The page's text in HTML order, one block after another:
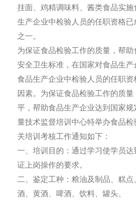
挂面、鸡精调味料、酱类食品实
生产企业中检验人员的任职资格
之一。
为保证食品检验工作的质量，帮
安全卫生标准，在国家对食品生
食品生产企业中检验人员的任职
因素。为保证食品检验工作的质
平，帮助食品生产企业达到国家
量技术监督培训中心特举办食品
关培训考核工作通知如下：
一、培训目的：通过学习使学员
证上岗操作的要求。
二、鉴定工种：粮油及制品、糕
酒、黄酒、啤酒、饮料、罐头、